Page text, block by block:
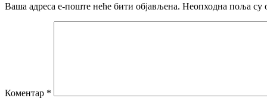
Ваша адреса е-поште неће бити објављена. Неопходна поља су
Коментар *